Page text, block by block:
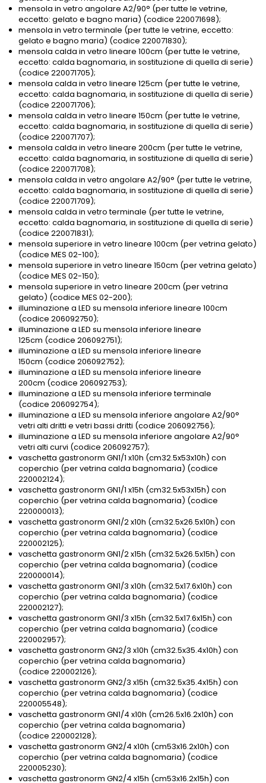
mensola in vetro angolare A2/90° (per tutte le vetrine,
eccetto: gelato e bagno maria) (codice 220071698);
mensola in vetro terminale (per tutte le vetrine, eccetto:
gelato e bagno maria) (codice 220071830);
mensola calda in vetro lineare 100cm (per tutte le vetrine,
eccetto: calda bagnomaria, in sostituzione di quella di serie)
(codice 220071705);
mensola calda in vetro lineare 125cm (per tutte le vetrine,
eccetto: calda bagnomaria, in sostituzione di quella di serie)
(codice 220071706);
mensola calda in vetro lineare 150cm (per tutte le vetrine,
eccetto: calda bagnomaria, in sostituzione di quella di serie)
(codice 220071707);
mensola calda in vetro lineare 200cm (per tutte le vetrine,
eccetto: calda bagnomaria, in sostituzione di quella di serie)
(codice 220071708);
mensola calda in vetro angolare A2/90° (per tutte le vetrine,
eccetto: calda bagnomaria, in sostituzione di quella di serie)
(codice 220071709);
mensola calda in vetro terminale (per tutte le vetrine,
eccetto: calda bagnomaria, in sostituzione di quella di serie)
(codice 220071831);
mensola superiore in vetro lineare 100cm (per vetrina gelato)
(codice MES 02-100);
mensola superiore in vetro lineare 150cm (per vetrina gelato)
(codice MES 02-150);
mensola superiore in vetro lineare 200cm (per vetrina
gelato) (codice MES 02-200);
illuminazione a LED su mensola inferiore lineare 100cm
(codice 206092750);
illuminazione a LED su mensola inferiore lineare
125cm (codice 206092751);
illuminazione a LED su mensola inferiore lineare
150cm (codice 206092752);
illuminazione a LED su mensola inferiore lineare
200cm (codice 206092753);
illuminazione a LED su mensola inferiore terminale
(codice 206092754);
illuminazione a LED su mensola inferiore angolare A2/90°
vetri alti dritti e vetri bassi dritti (codice 206092756);
illuminazione a LED su mensola inferiore angolare A2/90°
vetri alti curvi (codice 206092757);
vaschetta gastronorm GN1/1 x10h (cm32.5x53x10h) con
coperchio (per vetrina calda bagnomaria) (codice
220002124);
vaschetta gastronorm GN1/1 x15h (cm32.5x53x15h) con
coperchio (per vetrina calda bagnomaria) (codice
220000013);
vaschetta gastronorm GN1/2 x10h (cm32.5x26.5x10h) con
coperchio (per vetrina calda bagnomaria) (codice
220002125);
vaschetta gastronorm GN1/2 x15h (cm32.5x26.5x15h) con
coperchio (per vetrina calda bagnomaria) (codice
220000014);
vaschetta gastronorm GN1/3 x10h (cm32.5x17.6x10h) con
coperchio (per vetrina calda bagnomaria) (codice
220002127);
vaschetta gastronorm GN1/3 x15h (cm32.5x17.6x15h) con
coperchio (per vetrina calda bagnomaria) (codice
220002957);
vaschetta gastronorm GN2/3 x10h (cm32.5x35.4x10h) con
coperchio (per vetrina calda bagnomaria)
(codice 220002126);
vaschetta gastronorm GN2/3 x15h (cm32.5x35.4x15h) con
coperchio (per vetrina calda bagnomaria) (codice
220005548);
vaschetta gastronorm GN1/4 x10h (cm26.5x16.2x10h) con
coperchio (per vetrina calda bagnomaria)
(codice 220002128);
vaschetta gastronorm GN2/4 x10h (cm53x16.2x10h) con
coperchio (per vetrina calda bagnomaria) (codice
220005230);
vaschetta gastronorm GN2/4 x15h (cm53x16.2x15h) con